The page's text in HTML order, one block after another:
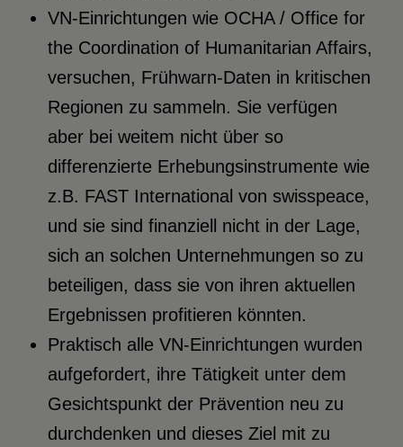
VN-Einrichtungen wie OCHA / Office for
the Coordination of Humanitarian Affairs,
versuchen, Frühwarn-Daten in kritischen
Regionen zu sammeln. Sie verfügen
aber bei weitem nicht über so
differenzierte Erhebungsinstrumente wie
z.B. FAST International von swisspeace,
und sie sind finanziell nicht in der Lage,
sich an solchen Unternehmungen so zu
beteiligen, dass sie von ihren aktuellen
Ergebnissen profitieren könnten.
Praktisch alle VN-Einrichtungen wurden
aufgefordert, ihre Tätigkeit unter dem
Gesichtspunkt der Prävention neu zu
durchdenken und dieses Ziel mit zu